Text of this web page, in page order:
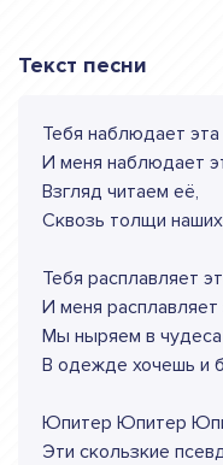
Текст песни
Тебя наблюдает эта
И меня наблюдает
Взгляд читаем её,
Сквозь толщи
Тебя расплавляет
И меня расплавляет
Мы ныряем в
В одежде хочешь и
Юпитер Юпитер
Эти скользкие